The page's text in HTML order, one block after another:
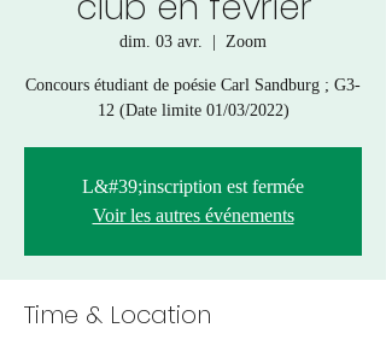
dim. 03 avr. Zoom
Concours étudiant de poésie Carl Sandburg ; G3-
12 (Date limite 01/03/2022)
L&#39;inscription est fermée
Voir les autres événements
Time & Location